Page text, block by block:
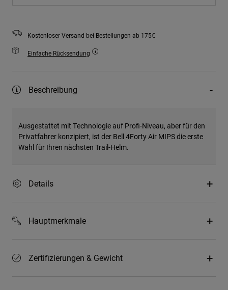
Kostenloser Versand bei Bestellungen ab 175€
Einfache Rücksendung
Beschreibung
Ausgestattet mit Technologie auf Profi-Niveau, aber für den
Privatfahrer konzipiert, ist der Bell 4Forty Air MIPS die erste
Wahl für Ihren nächsten Trail-Helm.
Details
Hauptmerkmale
Zertifizierungen & Gewicht